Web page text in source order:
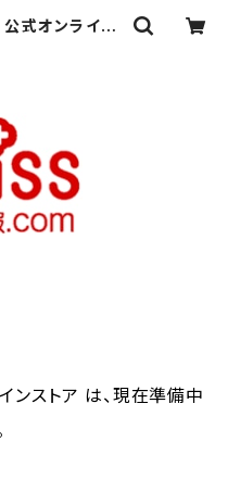
オンライン
ストア は、現在準備中